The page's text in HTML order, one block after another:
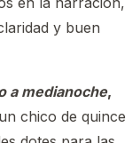
y buen
a medianoche,
chico de quince